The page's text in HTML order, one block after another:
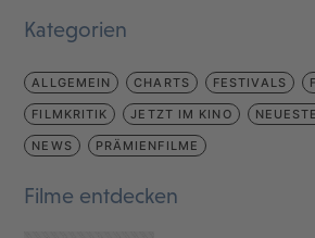
Kategorien
ALLGEMEIN CHARTS FESTIVALS
FILMKRITIK JETZT IM KINO
NEWS PRÄMIENFILME
Filme entdecken